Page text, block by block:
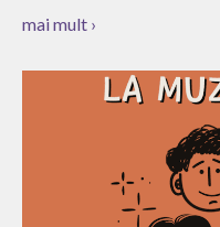
mai mult ›